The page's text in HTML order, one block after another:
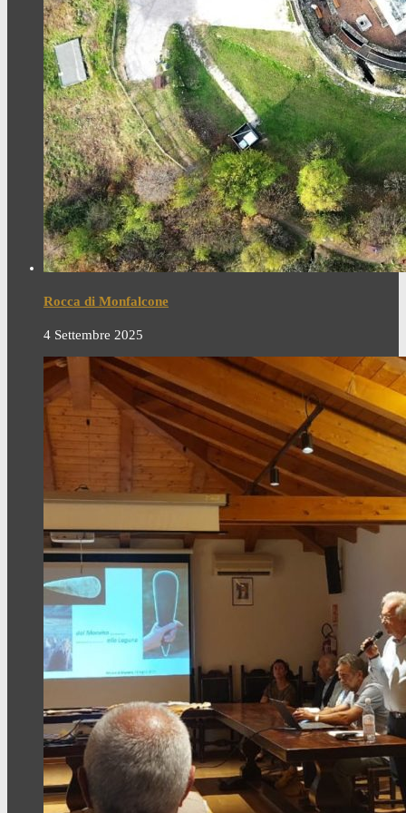
Rocca di Monfalcone
4 Settembre 2025